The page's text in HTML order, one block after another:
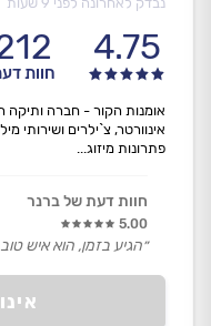
4.75
חוות
אינוורטר, צ`ילרים ושירותי
פתרונות מיזוג...
חוות דעת של ברנר
5.00
״הגיע בזמן, הוא איש